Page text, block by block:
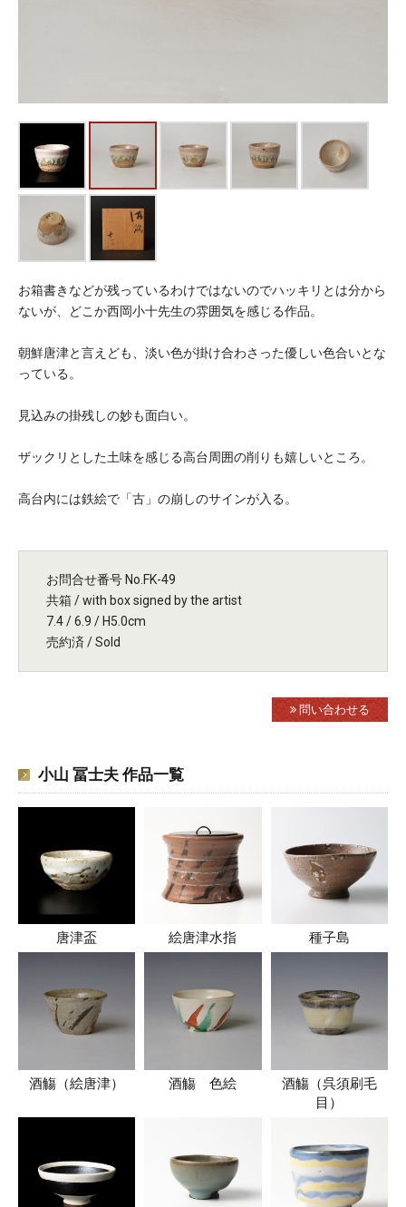
お箱書きなどが残っているわけではないのでハッキリとは分から
ないが、どこか西岡小十先生の雰囲気を感じる作品。
朝鮮唐津と言えども、淡い色が掛け合わさった優しい色合いとな
っている。
見込みの掛残しの妙も面白い。
ザックリとした土味を感じる高台周囲の削りも嬉しいところ。
高台内には鉄絵で「古」の崩しのサインが入る。
お問合せ番号 No.FK-49
共箱 / with box signed by the artist
7.4 / 6.9 / H5.0cm
売約済 / Sold
問い合わせる
小山 冨士夫 作品一覧
唐津盃 絵唐津水指 種子島
酒觴（絵唐津） 酒觴 色絵
酒觴（呉須刷毛
目）